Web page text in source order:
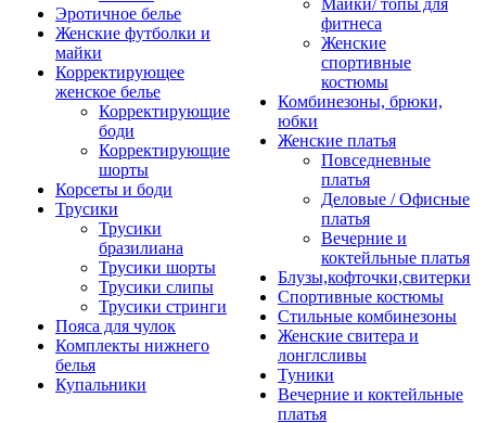
Эротичное белье
Женские футболки и
майки
Корректирующее
женское белье
Корректирующие
боди
Корректирующие
шорты
Корсеты и боди
Трусики
Трусики
бразилиана
Трусики шорты
Трусики слипы
Трусики стринги
Пояса для чулок
Комплекты нижнего
белья
Купальники
Майки/ топы для
фитнеса
Женские
спортивные
костюмы
Комбинезоны, брюки,
юбки
Женские платья
Повседневные
платья
Деловые / Офисные
платья
Вечерние и
коктейльные платья
Блузы,кофточки,свитерки
Спортивные костюмы
Стильные комбинезоны
Женские свитера и
лонглсливы
Туники
Вечерние и коктейльные
платья